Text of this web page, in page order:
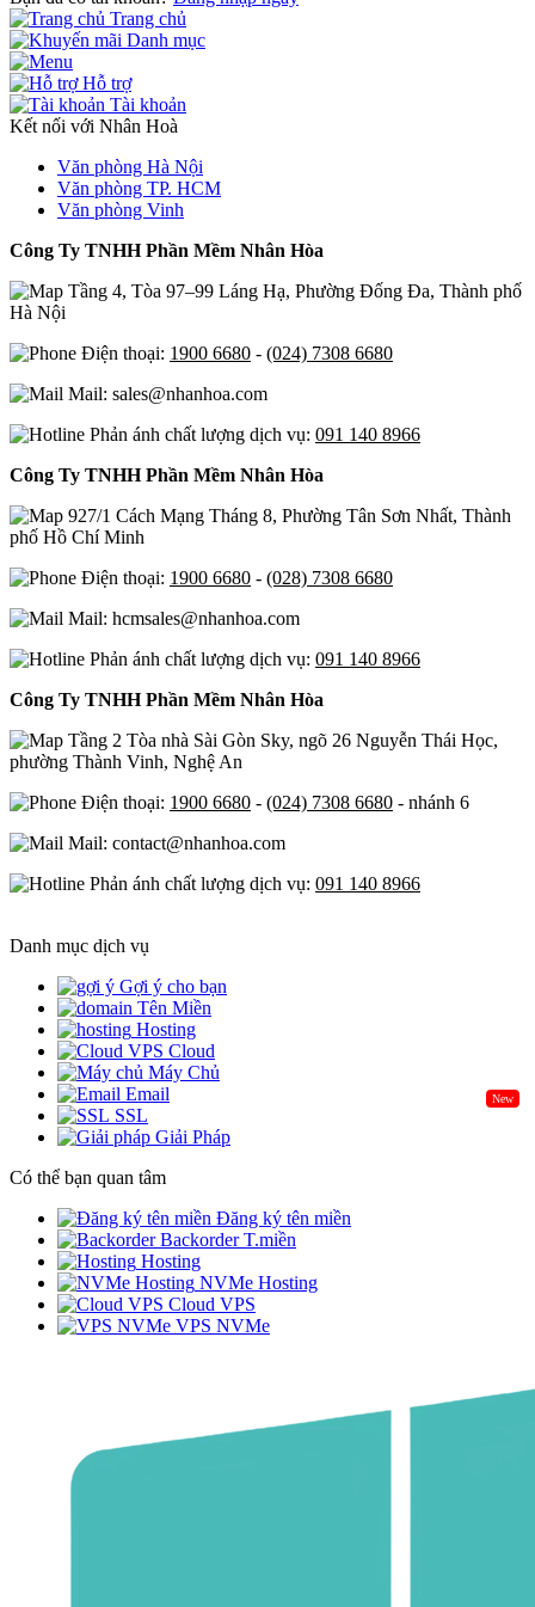
Trang chủ
Danh mục
Hỗ trợ
Tài khoản
Kết nối với Nhân Hoà
Văn phòng Hà Nội
Văn phòng TP. HCM
Văn phòng Vinh
Công Ty TNHH Phần Mềm Nhân Hòa
Tầng 4, Tòa 97–99 Láng Hạ, Phường Đống Đa, Thành phố
Hà Nội
Điện thoại: 1900 6680 - (024) 7308 6680
Mail: sales@nhanhoa.com
Phản ánh chất lượng dịch vụ: 091 140 8966
Công Ty TNHH Phần Mềm Nhân Hòa
927/1 Cách Mạng Tháng 8, Phường Tân Sơn Nhất, Thành
phố Hồ Chí Minh
Điện thoại: 1900 6680 - (028) 7308 6680
Mail: hcmsales@nhanhoa.com
Phản ánh chất lượng dịch vụ: 091 140 8966
Công Ty TNHH Phần Mềm Nhân Hòa
Tầng 2 Tòa nhà Sài Gòn Sky, ngõ 26 Nguyễn Thái Học,
phường Thành Vinh, Nghệ An
Điện thoại: 1900 6680 - (024) 7308 6680 - nhánh 6
Mail: contact@nhanhoa.com
Phản ánh chất lượng dịch vụ: 091 140 8966
Danh mục dịch vụ
Gợi ý cho bạn
Tên Miền
Hosting
Cloud
Máy Chủ
New
Email
SSL
Giải Pháp
Có thể bạn quan tâm
Đăng ký tên miền
Backorder T.miền
Hosting
NVMe Hosting
Cloud VPS
VPS NVMe